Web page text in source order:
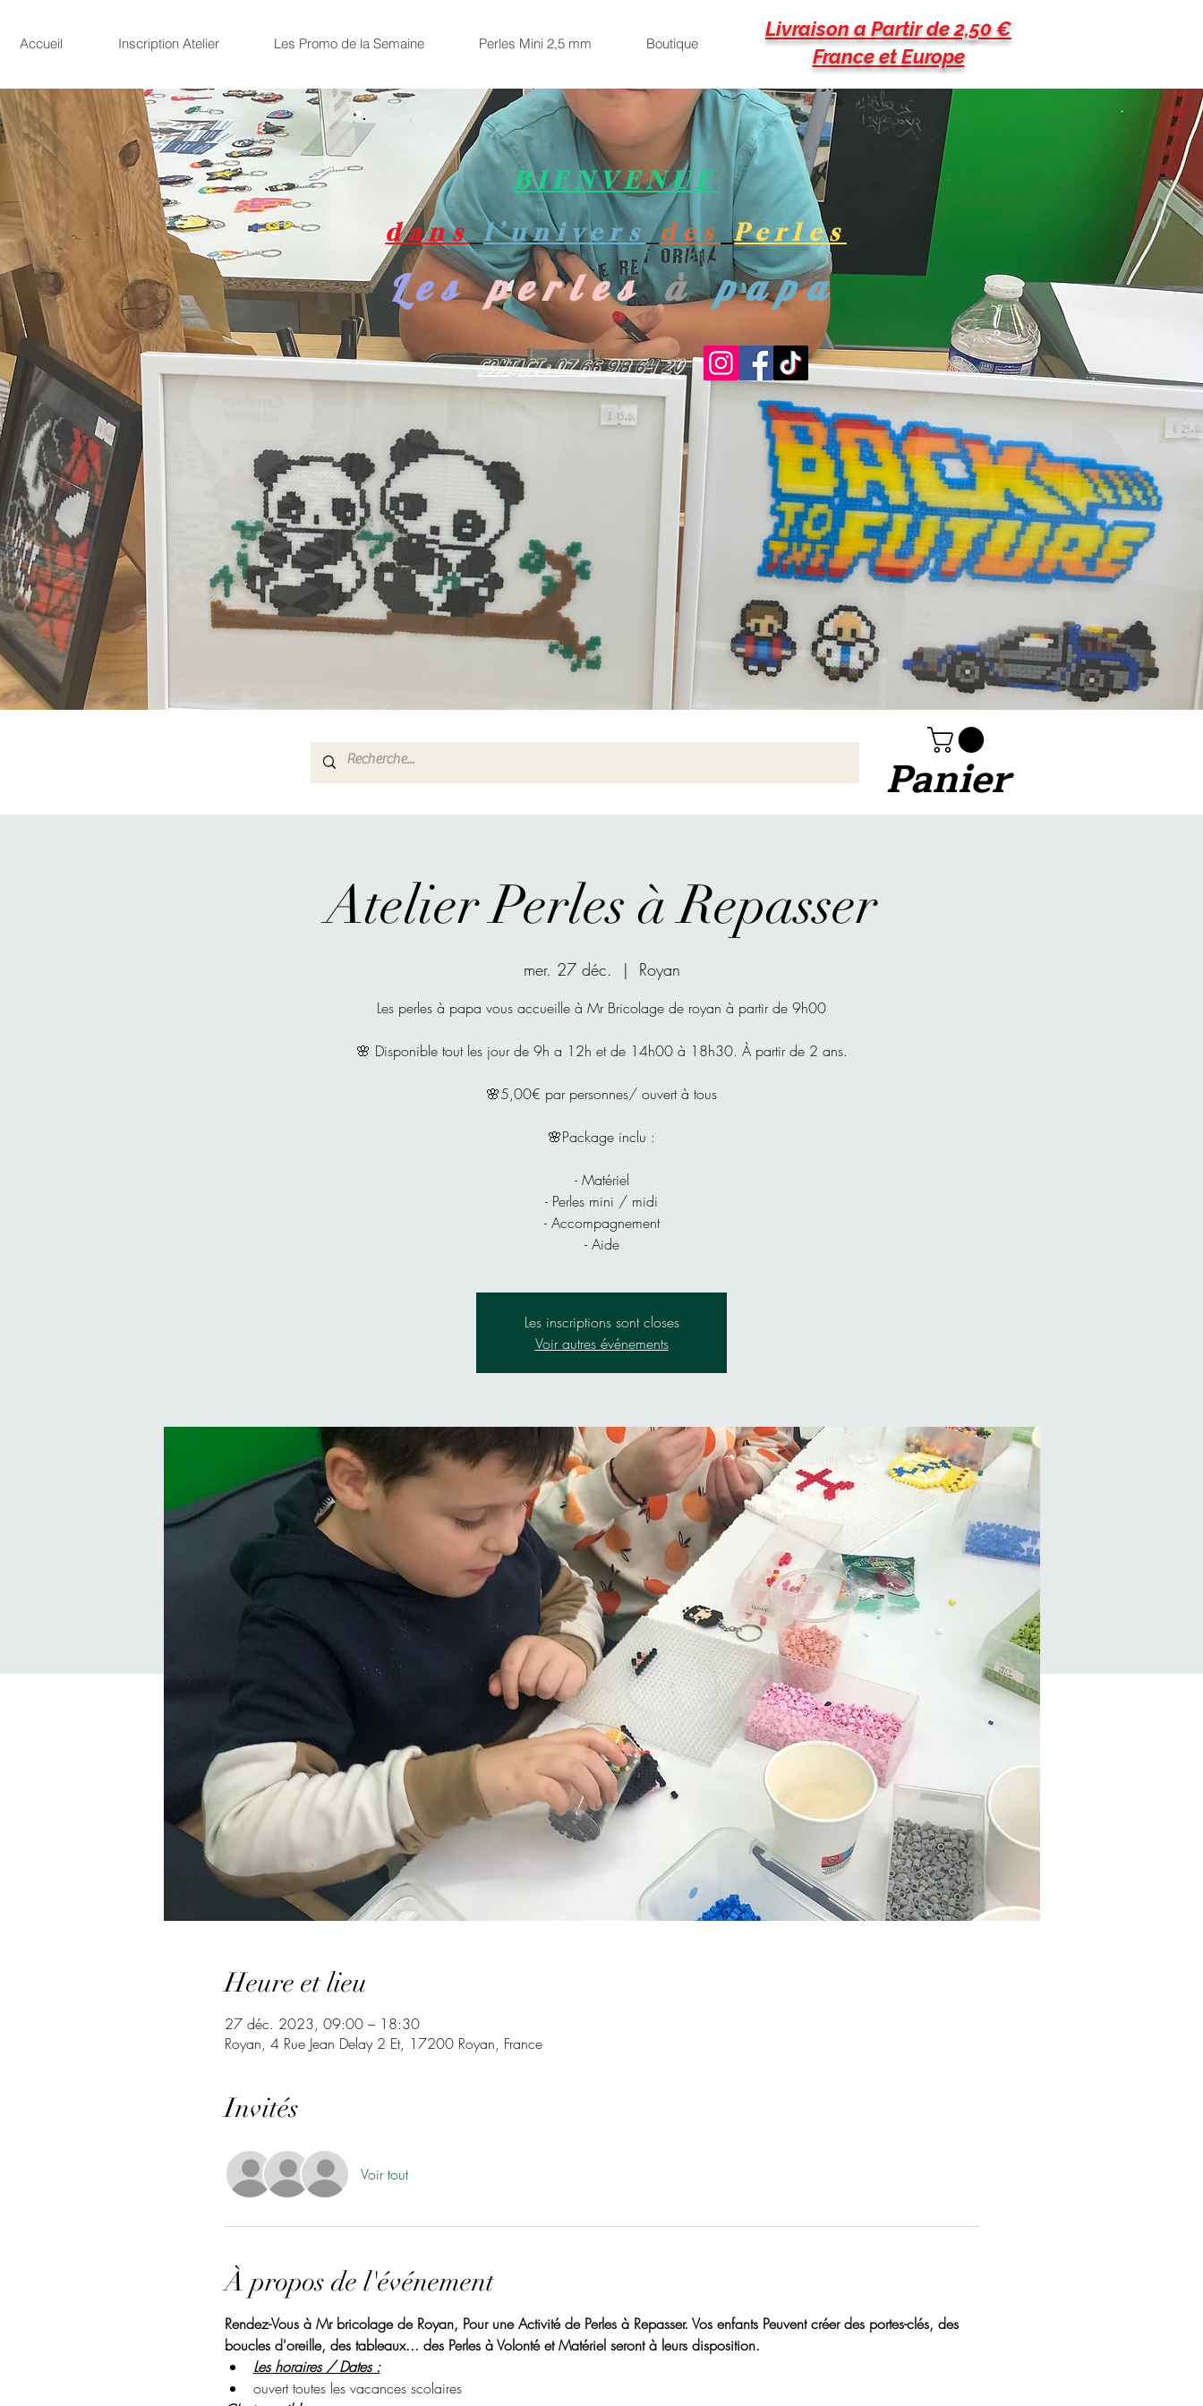
Accueil Inscription Atelier Les Promo de la Semaine Perles Mini 2,5 mm Boutique
Livraison a Partir de 2,50 €
France et Europe
BIENVENUE
dans
l’univers des Perles
Les perles à papa
Contact : 07 66 98 64 20
Panier
Atelier Perles à Repasser
mer. 27 déc.
  |
Royan
Les perles à papa vous accueille à Mr Bricolage de royan à partir de 9h00
🌸 Disponible tout les jour de 9h a 12h et de 14h00 à 18h30. À partir de 2 ans.
🌸5,00€ par personnes/ ouvert à tous
🌸Package inclu :
- Matériel
- Perles mini / midi
- Accompagnement
- Aide
Les inscriptions sont closes
Voir autres événements
Heure et lieu
27 déc. 2023, 09:00 – 18:30
Royan, 4 Rue Jean Delay 2 Et, 17200 Royan, France
Invités
Voir tout
À propos de l'événement
Rendez-Vous à Mr bricolage de Royan, Pour une Activité de Perles à Repasser. Vos enfants Peuvent créer des portes-clés, des
boucles d'oreille, des tableaux... des Perles à Volonté et Matériel seront à leurs disposition.
Les horaires / Dates :
ouvert toutes les vacances scolaires